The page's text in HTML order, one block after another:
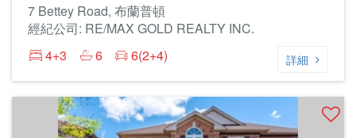
7 Bettey Road, 布蘭普頓
經紀公司: RE/MAX GOLD REALTY INC.
4+3
6 6(2+4) 詳細